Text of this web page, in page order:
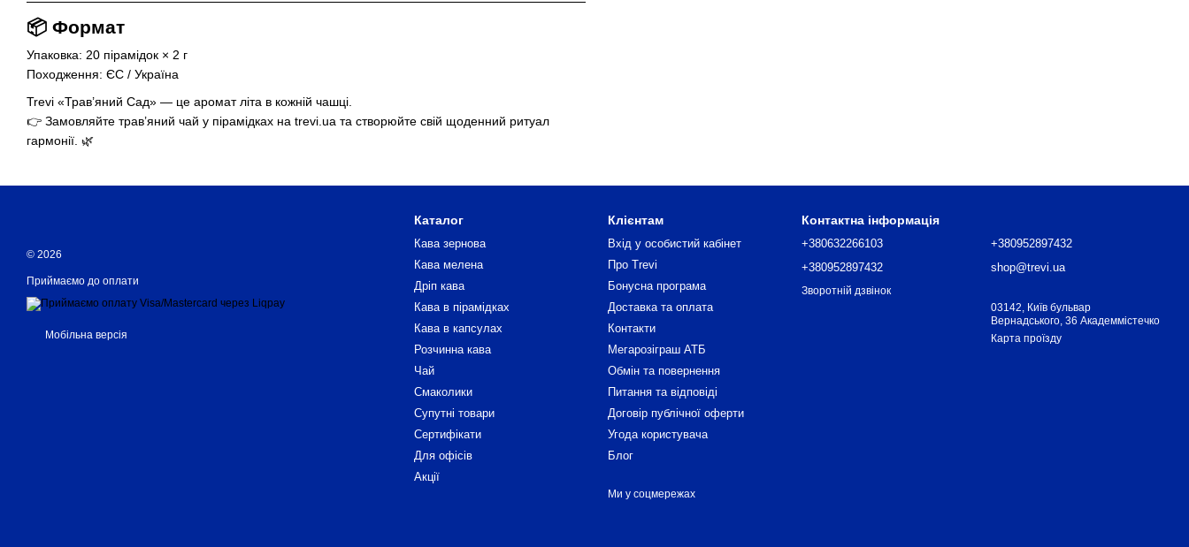
📦 Формат
Упаковка: 20 пірамідок × 2 г
Походження: ЄС / Україна
Trevi «Трав’яний Сад» — це аромат літа в кожній чашці.
👉 Замовляйте трав’яний чай у пірамідках на trevi.ua та створюйте свій щоденний ритуал
гармонії. 🌿
© 2026
Приймаємо до оплати
Мобільна версія
Каталог
Кава зернова
Кава мелена
Дріп кава
Кава в пірамідках
Кава в капсулах
Розчинна кава
Чай
Смаколики
Супутні товари
Сертифікати
Для офісів
Акції
Клієнтам
Вхід у особистий кабінет
Про Trevi
Бонусна програма
Доставка та оплата
Контакти
Мегарозіграш АТБ
Обмін та повернення
Питання та відповіді
Договір публічної оферти
Угода користувача
Блог
Ми у соцмережах
Контактна інформація
+380632266103
+380952897432
Зворотній дзвінок
+380952897432
shop@trevi.ua
03142, Київ бульвар
Вернадського, 36 Академмістечко
Карта проїзду